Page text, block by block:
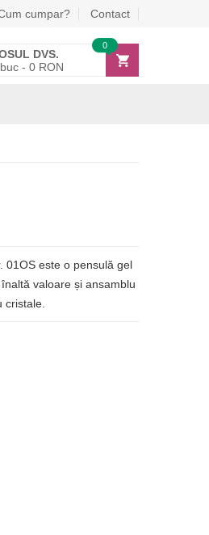
cumpar? Contact
DVS.
buc - 0 RON
0
01OS este o pensulă gel
valoare și ansamblu